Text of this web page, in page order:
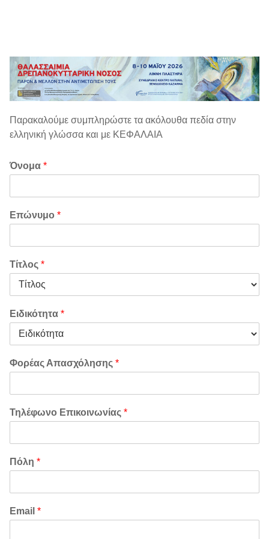
Παρακαλούμε συμπληρώστε τα ακόλουθα πεδία στην
ελληνική γλώσσα και με ΚΕΦΑΛΑΙΑ
Όνομα *
Επώνυμο *
Τίτλος *
Ειδικότητα *
Φορέας Απασχόλησης *
Τηλέφωνο Επικοινωνίας *
Πόλη *
Email *